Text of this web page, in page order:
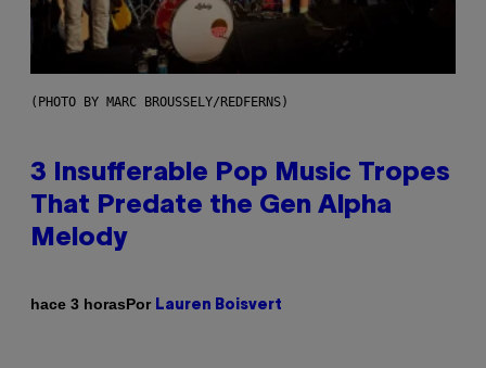
(PHOTO BY MARC BROUSSELY/REDFERNS)
3 Insufferable Pop Music Tropes
That Predate the Gen Alpha
Melody
hace 3 horasPor Lauren Boisvert